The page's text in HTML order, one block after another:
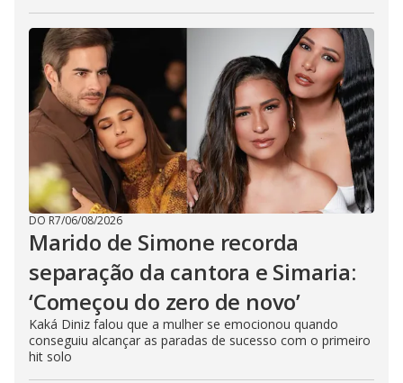
DO R7/06/08/2026
Marido de Simone recorda
separação da cantora e Simaria:
‘Começou do zero de novo’
Kaká Diniz falou que a mulher se emocionou quando
conseguiu alcançar as paradas de sucesso com o primeiro
hit solo